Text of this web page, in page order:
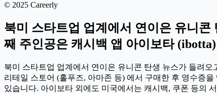
© 2025 Careerly
북미 스타트업 업계에서 연이은 유니
째 주인공은 캐시백 앱 아이보타
북미 스타트업 업계에서 연이은 유니콘 탄생 뉴스가 들려
리테일 스토어 (홀푸즈, 아마존 등) 에서 구매한 후 영수증
있습니다. 아이보타 외에도 미국에서는 캐시백, 쿠폰 등의